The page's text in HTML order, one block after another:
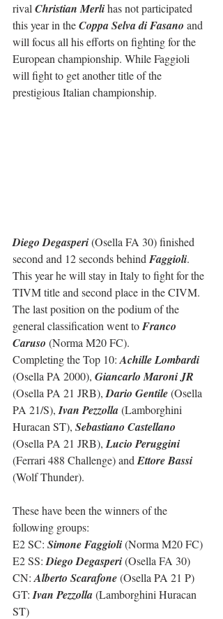
rival Christian Merli has not participated
this year in the Coppa Selva di Fasano and
will focus all his efforts on fighting for the
European championship. While Faggioli
will fight to get another title of the
prestigious Italian championship.
Diego Degasperi (Osella FA 30) finished
second and 12 seconds behind Faggioli.
This year he will stay in Italy to fight for the
TIVM title and second place in the CIVM.
The last position on the podium of the
general classification went to Franco
Caruso (Norma M20 FC).
Completing the Top 10: Achille Lombardi
(Osella PA 2000), Giancarlo Maroni JR
(Osella PA 21 JRB), Dario Gentile (Osella
PA 21/S), Ivan Pezzolla (Lamborghini
Huracan ST), Sebastiano Castellano
(Osella PA 21 JRB), Lucio Peruggini
(Ferrari 488 Challenge) and Ettore Bassi
(Wolf Thunder).
These have been the winners of the
following groups:
E2 SC: Simone Faggioli (Norma M20 FC)
E2 SS: Diego Degasperi (Osella FA 30)
CN: Alberto Scarafone (Osella PA 21 P)
GT: Ivan Pezzolla (Lamborghini Huracan
ST)